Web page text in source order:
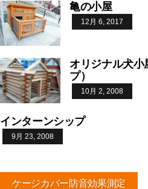
亀の小屋
12月 6, 2017
オリジナル犬小
プ）
10月 2, 2008
インターンシップ
9月 23, 2008
ケージカバー防音効果測定